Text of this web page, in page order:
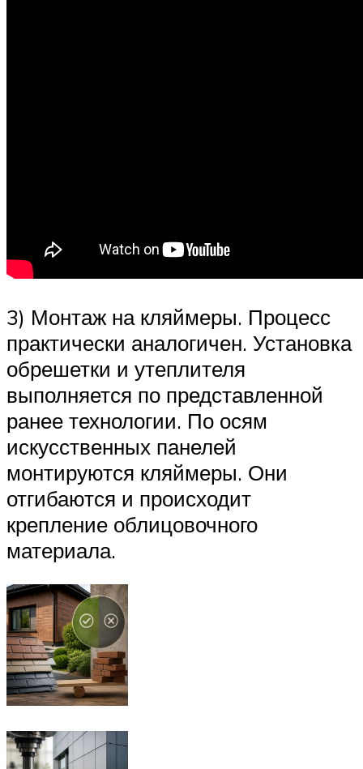
3) Монтаж на кляймеры. Процесс
практически аналогичен. Установка
обрешетки и утеплителя
выполняется по представленной
ранее технологии. По осям
искусственных панелей
монтируются кляймеры. Они
отгибаются и происходит
крепление облицовочного
материала.